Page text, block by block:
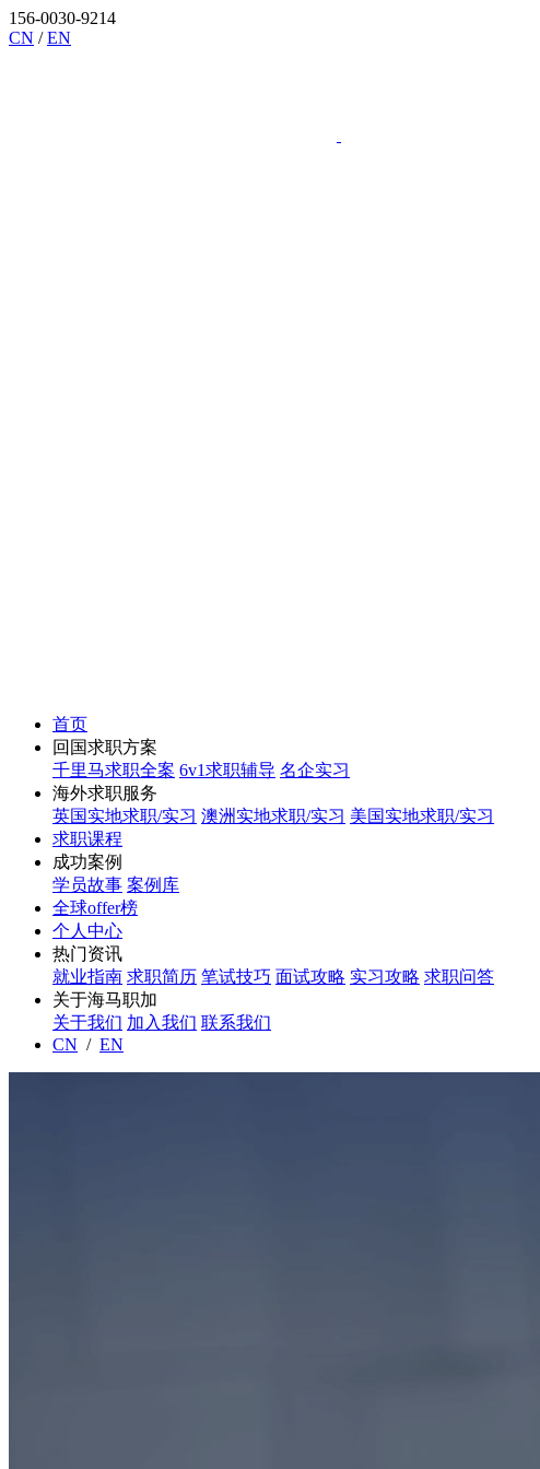
156-0030-9214
CN /EN
首页
回国求职方案
千里马求职全案 6v1求职辅导 名企实习
海外求职服务
英国实地求职/实习 澳洲实地求职/实习 美国实地求职/实习
求职课程
成功案例
学员故事 案例库
全球offer榜
个人中心
热门资讯
就业指南 求职简历 笔试技巧 面试攻略 实习攻略 求职问答
关于海马职加
关于我们 加入我们 联系我们
CN / EN